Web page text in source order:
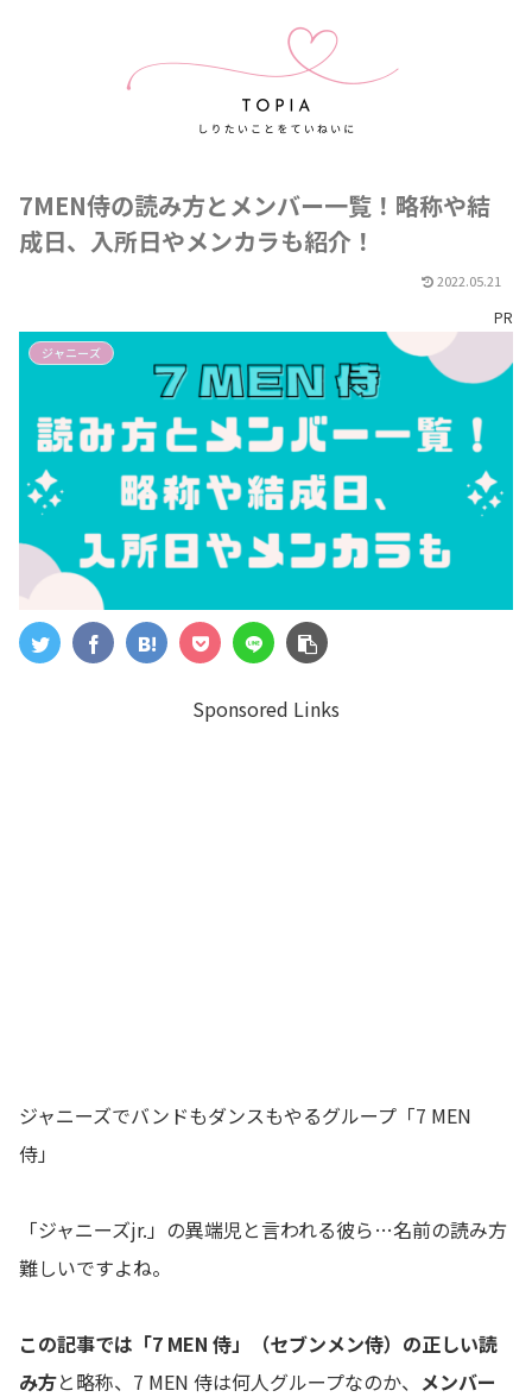
7MEN侍の読み方とメンバー一覧！略称や結
成日、入所日やメンカラも紹介！
2022.05.21
PR
ジャニーズ
Sponsored Links
ジャニーズでバンドもダンスもやるグループ「7 MEN
侍」
「ジャニーズjr.」の異端児と言われる彼ら…名前の読み方
難しいですよね。
この記事では「7 MEN 侍」（セブンメン侍）の正しい読
み方と略称、7 MEN 侍は何人グループなのか、 メンバー